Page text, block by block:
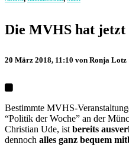
Die MVHS hat jetzt
20 März 2018, 11:10 von Ronja Lotz
Bestimmte MVHS-
“Politik der Woche” an der
Christian Ude, ist bereits
dennoch alles ganz bequem